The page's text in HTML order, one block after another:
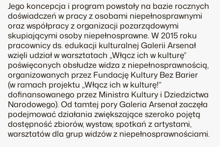
Jego koncepcja i program powstały na bazie rocznych
doświadczeń w pracy z osobami niepełnosprawnymi
oraz współpracy z organizacji pozarządowymi
skupiającymi osoby niepełnosprawne. W 2015 roku
pracownicy ds. edukacji kulturalnej Galerii Arsenał
wzięli udział w warsztatach „Włącz ich w kulturę”
poświęconych obsłudze widza z niepełnosprawnością,
organizowanych przez Fundację Kultury Bez Barier
(w ramach projektu „Włącz ich w kulturę!”
dofinansowanego przez Ministra Kultury i Dziedzictwa
Narodowego). Od tamtej pory Galeria Arsenał zaczęła
podejmować działania zwiększające szeroko pojętą
dostępność zbiorów, wystaw, spotkań z artystami,
warsztatów dla grup widzów z niepełnosprawnościami.